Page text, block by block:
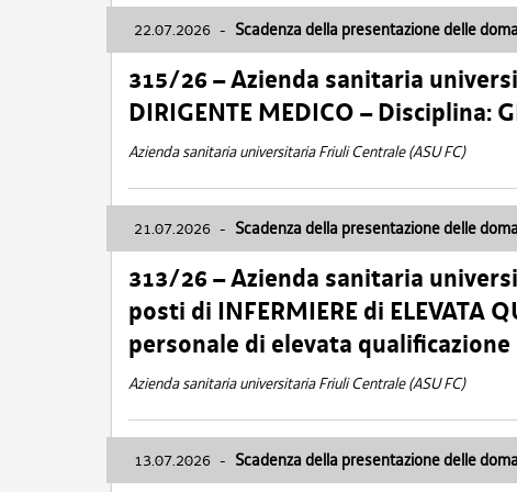
22.07.2026 - Scadenza della presentazione delle
315/26 – Azienda sanitaria
DIRIGENTE MEDICO – Disciplina:
Azienda sanitaria universitaria Friuli Centrale (ASU FC)
21.07.2026 - Scadenza della presentazione delle
313/26 – Azienda sanitaria
posti di INFERMIERE di ELEVATA
personale di elevata qualificazione
Azienda sanitaria universitaria Friuli Centrale (ASU FC)
13.07.2026 - Scadenza della presentazione delle